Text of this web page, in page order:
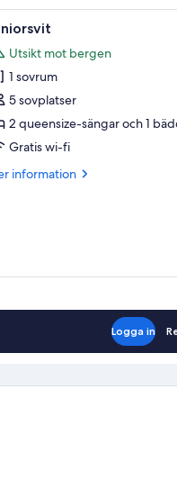
kvalitet och
19
Utsikt mot bergen
1 sovrum
5 sovplatser
2 queensize-sängar och 1
Gratis wi-fi
information
Logga in